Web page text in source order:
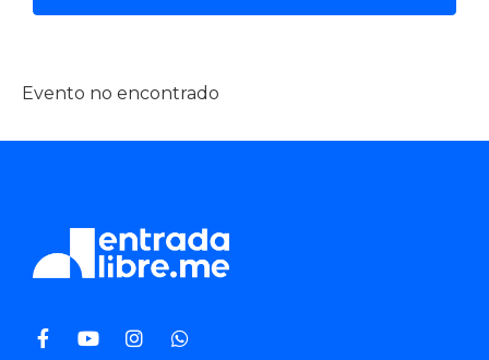
Evento no encontrado